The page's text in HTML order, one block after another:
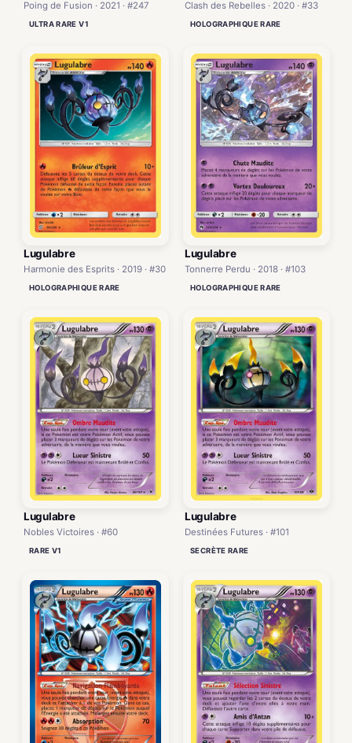
Poing de Fusion · 2021 · #247
ULTRA RARE V1
Clash des Rebelles · 2020 · #33
HOLOGRAPHIQUE RARE
Lugulabre
Harmonie des Esprits · 2019 · #30
HOLOGRAPHIQUE RARE
Lugulabre
Tonnerre Perdu · 2018 · #103
HOLOGRAPHIQUE RARE
Lugulabre
Nobles Victoires · #60
RARE V1
Lugulabre
Destinées Futures · #101
SECRÈTE RARE